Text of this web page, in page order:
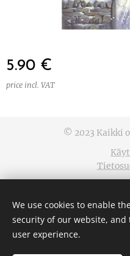
5.90 €
price incl. VAT
© 2023 Kaikki
We use cookies to enable
security of our website,
user experience.